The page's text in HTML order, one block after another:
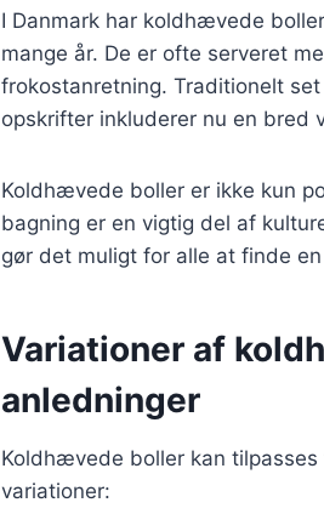
I Danmark har koldhævede
mange år. De er ofte serveret
frokostanretning. Traditionelt
opskrifter inkluderer nu en bred
Koldhævede boller er ikke kun
bagning er en vigtig del af
gør det muligt for alle at finde
Variationer af
anledninger
Koldhævede boller kan
variationer: